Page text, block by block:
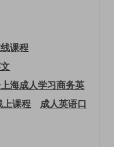
课程
海成人学习商务英
上课程
成人英语口